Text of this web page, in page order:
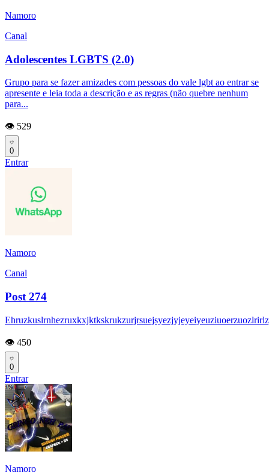
Namoro
Canal
Adolescentes LGBTS (2.0)
Grupo para se fazer amizades com pessoas do vale lgbt ao entrar se
apresente e leia toda a descrição e as regras (não quebre nenhum
para...
👁️ 529
0
Entrar
Namoro
Canal
Post 274
👁️ 450
0
Entrar
Namoro